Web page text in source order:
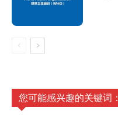
您可能感兴趣的关键词：